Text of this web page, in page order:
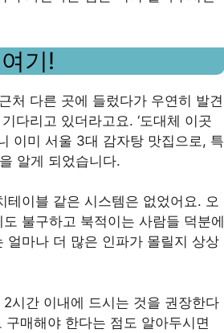
기!
처 다른 곳에 들렀다가 우연히 발견
다리고 있더라고요. ‘도대체 이곳
이미 서울 3대 감자탕 맛집으로, 특
알게 되었습니다.
이블 같은 시스템은 없었어요. 오
불구하고 북적이는 사람들 덕분에
얼마나 더 많은 인파가 몰릴지 상상
시간 이내에 드시는 것을 권장한다
매해야 한다는 점도 알아두시면